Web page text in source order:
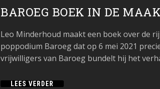
BAROEG BOEK IN DE MAAK
Leo Minderhoud maakt een boek over de
poppodium Baroeg dat op 6 mei 2021
vrijwilligers van Baroeg bundelt hij het
LEES VERDER